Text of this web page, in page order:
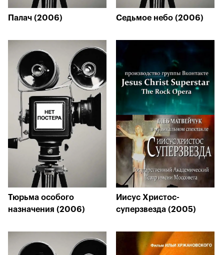
Палач (2006) Седьмое небо (2006)
Тюрьма особого
назначения (2006)
Иисус Христос-
суперзвезда (2005)